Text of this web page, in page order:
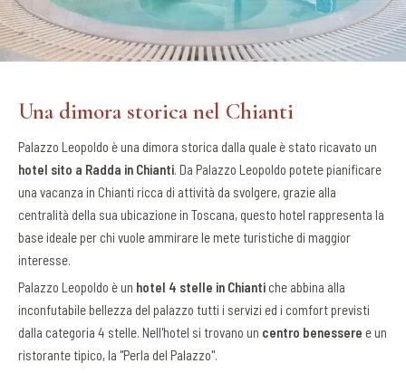
Una dimora storica nel Chianti
Palazzo Leopoldo è una dimora storica dalla quale è stato ricavato un
hotel sito a Radda in Chianti. Da Palazzo Leopoldo potete pianificare
una vacanza in Chianti ricca di attività da svolgere, grazie alla
centralità della sua ubicazione in Toscana, questo hotel rappresenta la
base ideale per chi vuole ammirare le mete turistiche di maggior
interesse.
Palazzo Leopoldo è un hotel 4 stelle in Chianti che abbina alla
inconfutabile bellezza del palazzo tutti i servizi ed i comfort previsti
dalla categoria 4 stelle. Nell'hotel si trovano un centro benessere e un
ristorante tipico, la "Perla del Palazzo".